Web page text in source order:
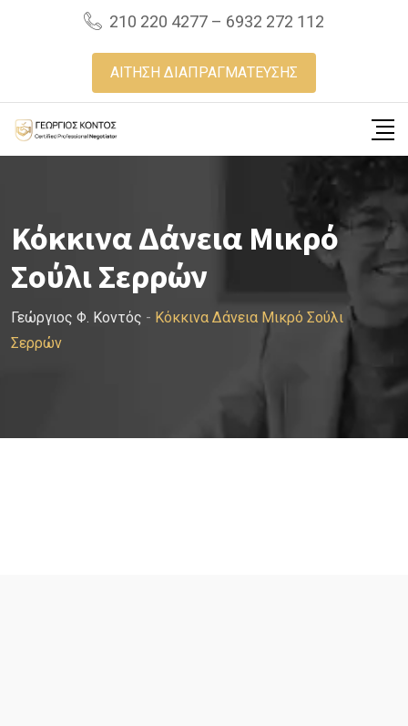
210 220 4277 – 6932 272 112
ΑΙΤΗΣΗ ΔΙΑΠΡΑΓΜΑΤΕΥΣΗΣ
Κόκκινα Δάνεια Μικρό
Σούλι Σερρών
Γεώργιος Φ. Κοντός - Κόκκινα Δάνεια Μικρό Σούλι
Σερρών